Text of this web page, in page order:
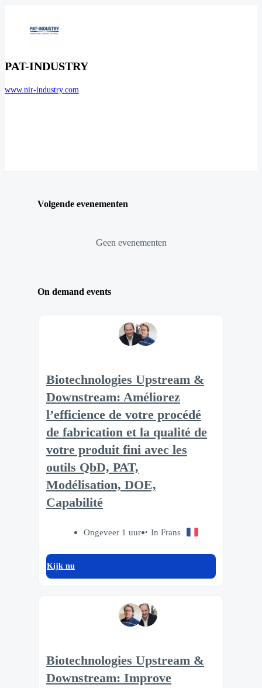
PAT-INDUSTRY
www.nir-industry.com
Volgende evenementen
Geen evenementen
On demand events
Biotechnologies Upstream &
Downstream: Améliorez
l’efficience de votre procédé
de fabrication et la qualité de
votre produit fini avec les
outils QbD, PAT,
Modélisation, DOE,
Capabilité
Ongeveer 1 uur In Frans
Kijk nu
Biotechnologies Upstream &
Downstream: Improve